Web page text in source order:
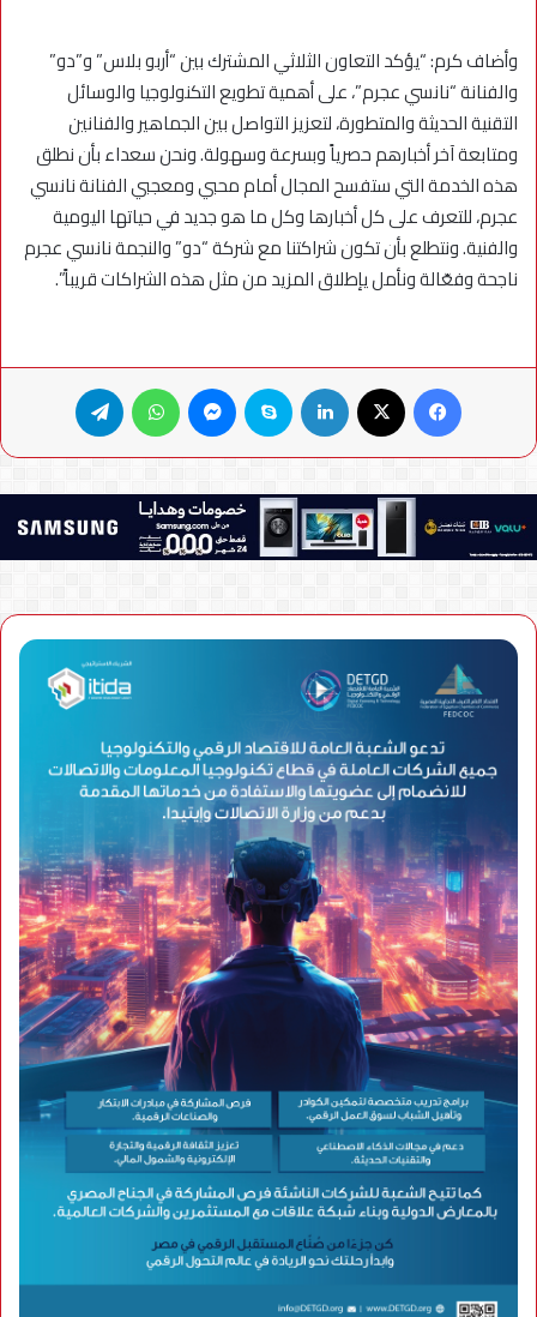
وأضاف كرم: “يؤكد التعاون الثلاثي المشترك بين “أربو بلاس” و”دو”
والفنانة “نانسي عجرم”، على أهمية تطويع التكنولوجيا والوسائل
التقنية الحديثة والمتطورة، لتعزيز التواصل بين الجماهير والفنانين
ومتابعة آخر أخبارهم حصرياً وبسرعة وسهولة. ونحن سعداء بأن نطلق
هذه الخدمة التي ستفسح المجال أمام محبي ومعجبي الفنانة نانسي
عجرم، للتعرف على كل أخبارها وكل ما هو جديد في حياتها اليومية
والفنية. ونتطلع بأن تكون شراكتنا مع شركة “دو” والنجمة نانسي عجرم
ناجحة وفعّالة ونأمل يإطلاق المزيد من مثل هذه الشراكات قريباً”.
فيسبوك لينكدإن سكايب ماسنجر واتساب